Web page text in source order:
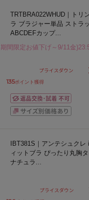
TRTBRA022WHUD｜トリ
ラ ブラジャー単品 ストラ
ABCDEFカップ...
期間限定お値下げ～9/11金
プライスダウン
135ポイント獲得
IBT381S｜アンテシュク
ィットブラ ぴったり丸胸
ナチュラ ...
プライスダウン